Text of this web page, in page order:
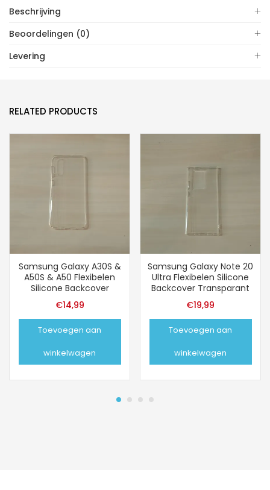
Beschrijving
Beoordelingen (0)
Levering
RELATED PRODUCTS
Samsung Galaxy A30S &
A50S & A50 Flexibelen
Silicone Backcover
€14,99
Toevoegen aan
winkelwagen
Samsung Galaxy Note 20
Ultra Flexibelen Silicone
Backcover Transparant
€19,99
Toevoegen aan
winkelwagen